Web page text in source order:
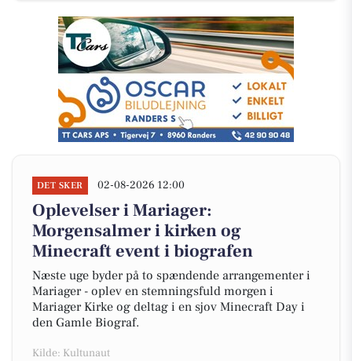
DET SKER 02-08-2026 12:00
Oplevelser i Mariager:
Morgensalmer i kirken og
Minecraft event i biografen
Næste uge byder på to spændende arrangementer i
Mariager - oplev en stemningsfuld morgen i
Mariager Kirke og deltag i en sjov Minecraft Day i
den Gamle Biograf.
Kilde: Kultunaut